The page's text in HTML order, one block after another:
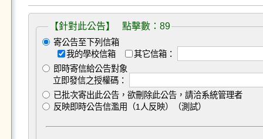
【針對此公告】 點擊數：89
寄公告至下列信箱
我的學校信箱
其它信箱：
即時寄信給公告對象
立即發信之授權碼：
已批次寄出此公告，欲刪除此公告，請洽系統管理者
反映即時公告信濫用（1人反映）（測試）